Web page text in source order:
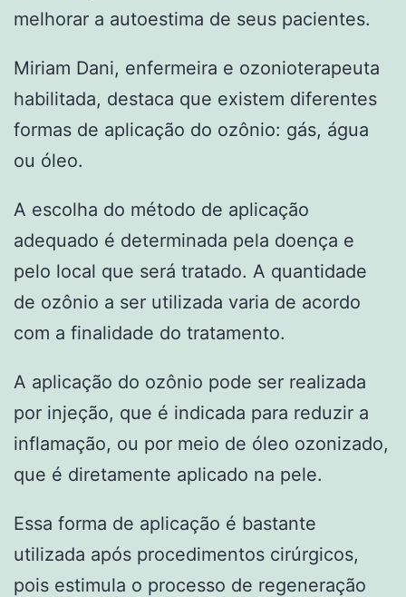
melhorar a autoestima de seus pacientes.
Miriam Dani, enfermeira e ozonioterapeuta
habilitada, destaca que existem diferentes
formas de aplicação do ozônio: gás, água
ou óleo.
A escolha do método de aplicação
adequado é determinada pela doença e
pelo local que será tratado. A quantidade
de ozônio a ser utilizada varia de acordo
com a finalidade do tratamento.
A aplicação do ozônio pode ser realizada
por injeção, que é indicada para reduzir a
inflamação, ou por meio de óleo ozonizado,
que é diretamente aplicado na pele.
Essa forma de aplicação é bastante
utilizada após procedimentos cirúrgicos,
pois estimula o processo de regeneração